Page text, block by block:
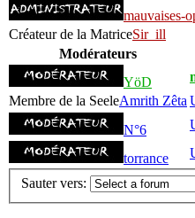
mauvaises-
Créateur de la MatriceSir_ill
Modérateurs
YöD
Membre de la SeeleAmrith Zêta
N°6
torrance
Sauter vers: